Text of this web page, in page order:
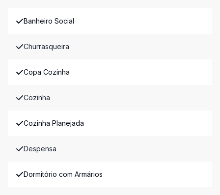
Banheiro Social
Churrasqueira
Copa Cozinha
Cozinha
Cozinha Planejada
Despensa
Dormitório com Armários